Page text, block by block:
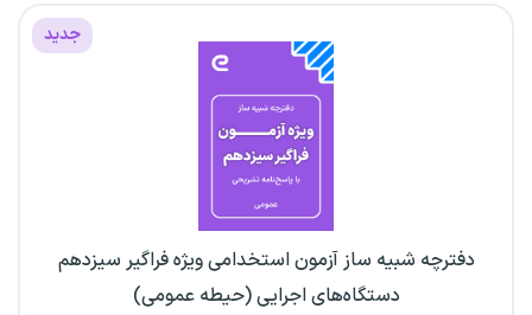
جدید
دفترچه شبیه ساز آزمون استخدامی ویژه فراگیر سیزدهم
دستگاه‌های اجرایی (حیطه عمومی)